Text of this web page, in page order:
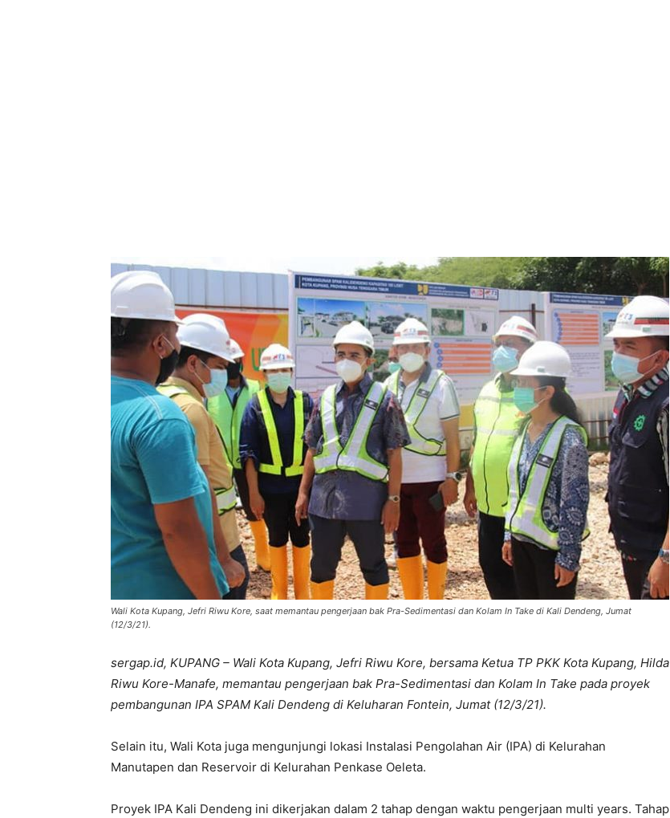
Wali Kota Kupang, Jefri Riwu Kore, saat memantau pengerjaan bak Pra-Sedimentasi dan Kolam In Take di Kali Dendeng, Jumat
(12/3/21).
sergap.id, KUPANG – Wali Kota Kupang, Jefri Riwu Kore, bersama Ketua TP PKK Kota Kupang, Hilda
Riwu Kore-Manafe, memantau pengerjaan bak Pra-Sedimentasi dan Kolam In Take pada proyek
pembangunan IPA SPAM Kali Dendeng di Keluharan Fontein, Jumat (12/3/21).
Selain itu, Wali Kota juga mengunjungi lokasi Instalasi Pengolahan Air (IPA) di Kelurahan
Manutapen dan Reservoir di Kelurahan Penkase Oeleta.
Proyek IPA Kali Dendeng ini dikerjakan dalam 2 tahap dengan waktu pengerjaan multi years. Tahap